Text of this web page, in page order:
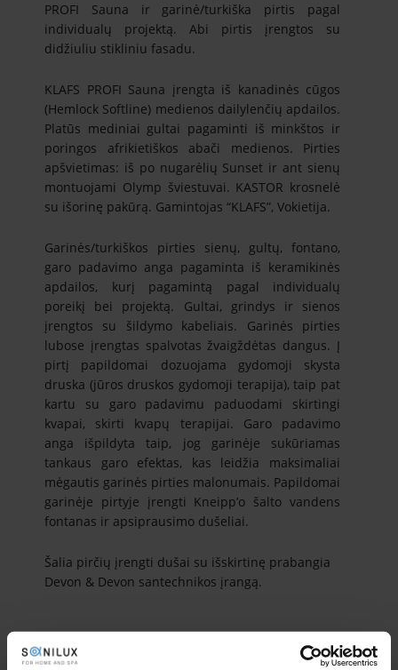
PROFI Sauna ir garinė/turkiška pirtis pagal
individualų projektą. Abi pirtis įrengtos su
didžiuliu stikliniu fasadu.
KLAFS PROFI Sauna įrengta iš kanadinės cūgos
(Hemlock Softline) medienos dailylenčių apdailos.
Platūs mediniai gultai pagaminti iš minkštos ir
poringos afrikietiškos abači medienos. Pirties
apšvietimas: iš po nugarėlių Sunset ir ant sienų
montuojami Olymp šviestuvai. KASTOR krosnelė
su išorinę pakūrą. Gamintojas “KLAFS”, Vokietija.
Garinės/turkiškos pirties sienų, gultų, fontano,
garo padavimo anga pagaminta iš keramikinės
apdailos, kurį pagamintą pagal individualų
poreikį bei projektą. Gultai, grindys ir sienos
įrengtos su šildymo kabeliais. Garinės pirties
lubose įrengtas spalvotas žvaigždėtas dangus. Į
pirtį papildomai dozuojama gydomoji skysta
druska (jūros druskos gydomoji terapija), taip pat
kartu su garo padavimu paduodami skirtingi
kvapai, skirti kvapų terapijai. Garo padavimo
anga išpildyta taip, jog garinėje sukūriamas
tankaus garo efektas, kas leidžia maksimaliai
mėgautis garinės pirties malonumais. Papildomai
garinėje pirtyje įrengti Kneipp’o šalto vandens
fontanas ir apsiprausimo dušeliai.
Šalia pirčių įrengti dušai su išskirtinę prabangia
Devon & Devon santechnikos įrangą.